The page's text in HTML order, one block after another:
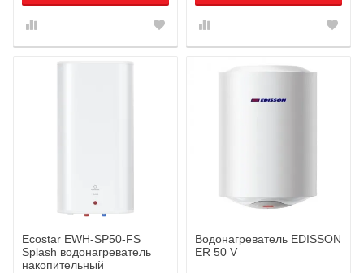
Ecostar EWH-SP50-FS
Splash водонагреватель
накопительный
Водонагреватель EDISSON
ER 50 V